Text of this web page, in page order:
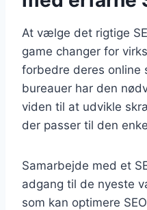
At vælge det rigtige
game changer for
forbedre deres online
bureauer har den
viden til at udvikle
der passer til den
Samarbejde med et
adgang til de nyeste
som kan optimere